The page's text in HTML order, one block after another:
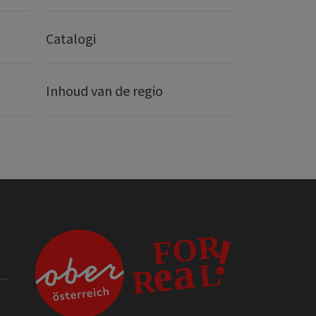
Catalogi
Inhoud van de regio